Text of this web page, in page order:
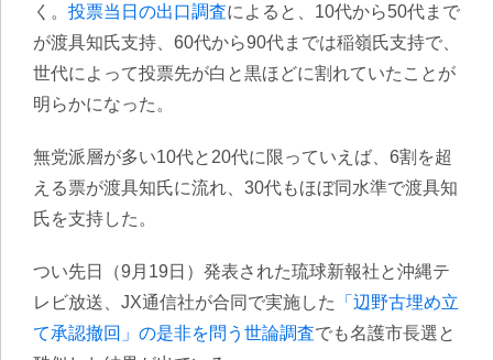
く。 投票当日の出口調査によると、10代から50代まで
が渡具知氏支持、60代から90代までは稲嶺氏支持で、
世代によって投票先が白と黒ほどに割れていたことが
明らかになった。
無党派層が多い10代と20代に限っていえば、6割を超
える票が渡具知氏に流れ、30代もほぼ同水準で渡具知
氏を支持した。
つい先日（9月19日）発表された琉球新報社と沖縄テ
レビ放送、JX通信社が合同で実施した
「辺野古埋め立
て承認撤回」の是非を問う世論調査でも名護市長選と